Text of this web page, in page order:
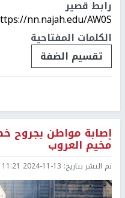
رابط قصير
nn.najah.edu/AW0S/
الكلمات المفتاحية
تقسيم الضفة
إصابة مواطن بجروح
مخيم العروب
تم النشر بتاريخ: 2024-11-13 11:21